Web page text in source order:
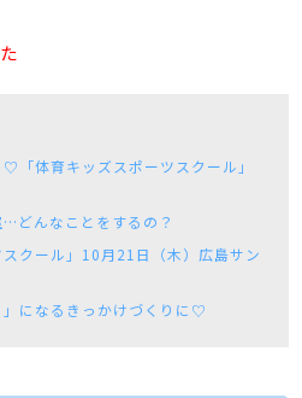
「体育キッズスポーツスクール」
どんなことをするの？
スクール」10月21日（木）広島サン
になるきっかけづくりに♡